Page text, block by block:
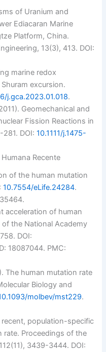
of Uranium and
Ediacaran Marine
Platform, China.
, 13(3), 413. DOI:
marine redox
excursion.
j.gca.2023.01.018.
Geomechanical and
Fission Reactions in
281. DOI:10.1111/j.1475-
Recente
of the human mutation
10.7554/eLife.24284.
acceleration of human
of the National Academy
DOI:
18087044. PMC:
The human mutation rate
Biology and
molbev/mst229.
population-specific
rate. Proceedings of the
3439-3444. DOI: